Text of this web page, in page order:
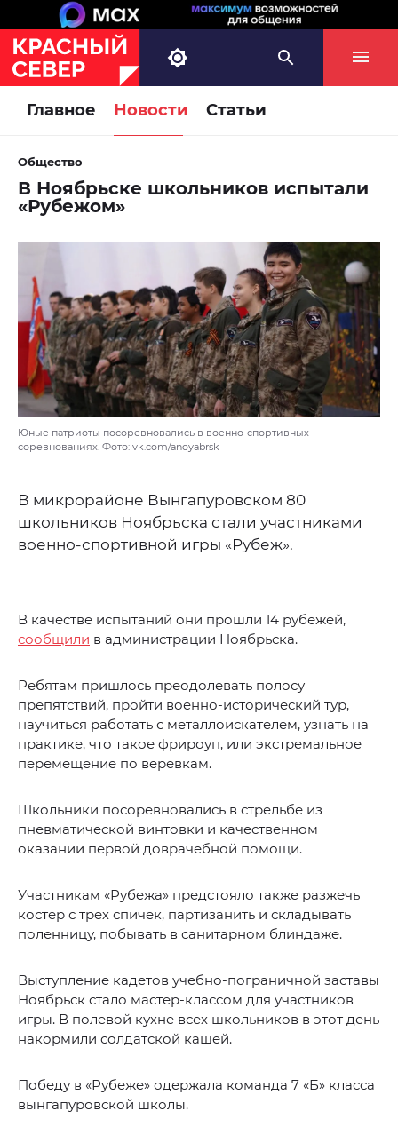
Главное Новости Статьи
Общество
В Ноябрьске школьников испытали
«Рубежом»
Юные патриоты посоревновались в военно-спортивных
соревнованиях. Фото: vk.com/anoyabrsk
В микрорайоне Вынгапуровском 80
школьников Ноябрьска стали участниками
военно-спортивной игры «Рубеж».
В качестве испытаний они прошли 14 рубежей,
сообщили в администрации Ноябрьска.
Ребятам пришлось преодолевать полосу
препятствий, пройти военно-исторический тур,
научиться работать с металлоискателем, узнать на
практике, что такое фрироуп, или экстремальное
перемещение по веревкам.
Школьники посоревновались в стрельбе из
пневматической винтовки и качественном
оказании первой доврачебной помощи.
Участникам «Рубежа» предстояло также разжечь
костер с трех спичек, партизанить и складывать
поленницу, побывать в санитарном блиндаже.
Выступление кадетов учебно-пограничной заставы
Ноябрьск стало мастер-классом для участников
игры. В полевой кухне всех школьников в этот день
накормили солдатской кашей.
Победу в «Рубеже» одержала команда 7 «Б» класса
вынгапуровской школы.